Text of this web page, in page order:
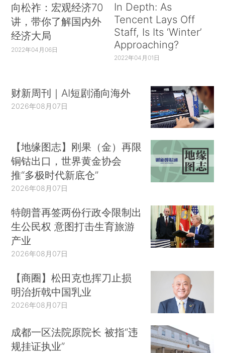
向松祚：宏观经济70
讲，带你了解国内外
经济大局
2022年04月06日
In Depth: As
Tencent Lays Off
Staff, Is Its ‘Winter’
Approaching?
2022年04月01日
财新周刊｜AI短剧涌向海外
2026年08月07日
【地缘图志】刚果（金）再限
铜钴出口，世界黄金协会
推“多极时代新底仓”
2026年08月07日
特朗普再签两份行政令限制出
生公民权 意图打击生育旅游
产业
2026年08月07日
【商圈】松田克也挥刀止损
明治折戟中国乳业
2026年08月07日
成都一区法院原院长 被指“违
规挂证执业”